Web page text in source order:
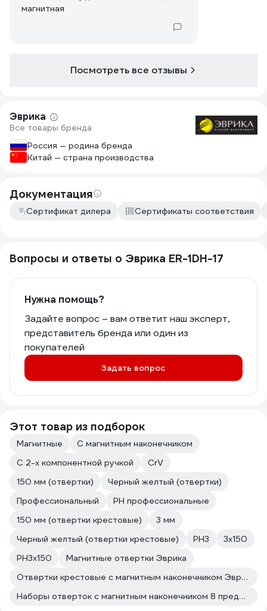
магнитная
Посмотреть все отзывы
Эврика
Все товары бренда
Россия — родина бренда
Китай — страна производства
Документация
Сертификат дилера Сертификаты соответствия
Вопросы и ответы о Эврика ER-1DH-17
Нужна помощь?
Задайте вопрос – вам ответит наш эксперт,
представитель бренда или один из
покупателей
Задать вопрос
Этот товар из подборок
Магнитные
С магнитным наконечником
С 2-х компонентной ручкой
CrV
150 мм (отвертки)
Черный желтый (отвертки)
Профессиональный
PH профессиональные
150 мм (отвертки крестовые)
3 мм
Черный желтый (отвертки крестовые)
PH3
3х150
PH3х150
Магнитные отвертки Эврика
Отвертки крестовые с магнитным наконечником Эврика
Наборы отверток с магнитным наконечником 8 предметов